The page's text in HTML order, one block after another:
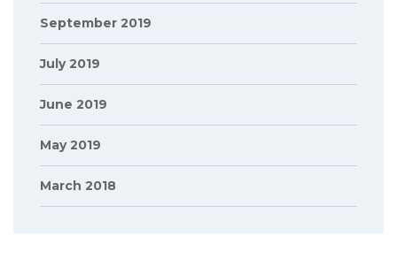
September 2019
July 2019
June 2019
May 2019
March 2018